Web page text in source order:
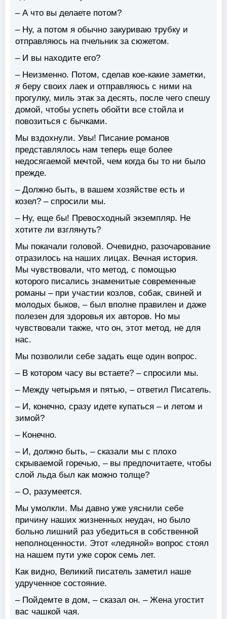
– А что вы делаете потом?
– Ну, а потом я обычно закуриваю трубку и
отправляюсь на пчельник за сюжетом.
– И вы находите его?
– Неизменно. Потом, сделав кое-какие заметки,
я беру своих лаек и отправляюсь с ними на
прогулку, миль этак за десять, после чего спешу
домой, чтобы успеть обойти все стойла и
повозиться с бычками.
Мы вздохнули. Увы! Писание романов
представлялось нам теперь еще более
недосягаемой мечтой, чем когда бы то ни было
прежде.
– Должно быть, в вашем хозяйстве есть и
козел? – спросили мы.
– Ну, еще бы! Превосходный экземпляр. Не
хотите ли взглянуть?
Мы покачали головой. Очевидно, разочарование
отразилось на наших лицах. Вечная история.
Мы чувствовали, что метод, с помощью
которого писались знаменитые современные
романы – при участии козлов, собак, свиней и
молодых быков, – был вполне правилен и даже
полезен для здоровья их авторов. Но мы
чувствовали также, что он, этот метод, не для
нас.
Мы позволили себе задать еще один вопрос.
– В котором часу вы встаете? – спросили мы.
– Между четырьмя и пятью, – ответил Писатель.
– И, конечно, сразу идете купаться – и летом и
зимой?
– Конечно.
– И, должно быть, – сказали мы с плохо
скрываемой горечью, – вы предпочитаете, чтобы
слой льда был как можно толще?
– О, разумеется.
Мы умолкли. Мы давно уже уяснили себе
причину наших жизненных неудач, но было
больно лишний раз убедиться в собственной
неполноценности. Этот «ледяной» вопрос стоял
на нашем пути уже сорок семь лет.
Как видно, Великий писатель заметил наше
удрученное состояние.
– Пойдемте в дом, – сказал он. – Жена угостит
вас чашкой чая.